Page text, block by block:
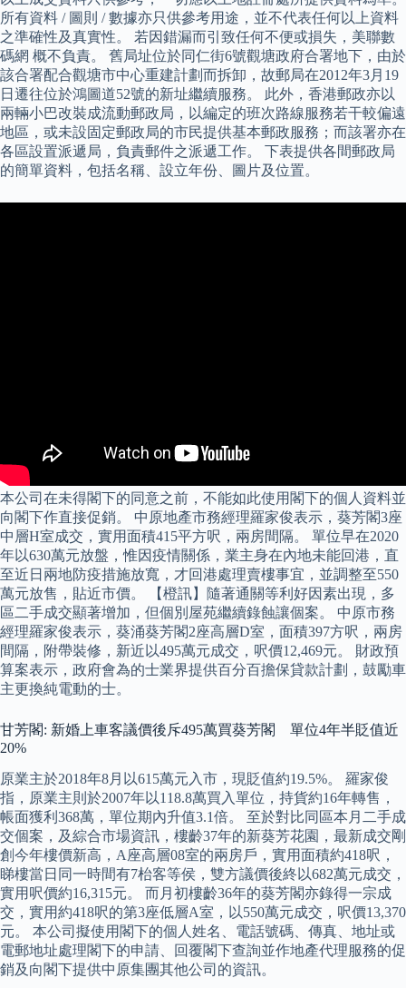
所有資料 / 圖則 / 數據亦只供參考用途，並不代表任何以上資料
之準確性及真實性。 若因錯漏而引致任何不便或損失，美聯數
碼網 概不負責。 舊局址位於同仁街6號觀塘政府合署地下，由於
該合署配合觀塘市中心重建計劃而拆卸，故郵局在2012年3月19
日遷往位於鴻圖道52號的新址繼續服務。 此外，香港郵政亦以
兩輛小巴改裝成流動郵政局，以編定的班次路線服務若干較偏遠
地區，或未設固定郵政局的市民提供基本郵政服務；而該署亦在
各區設置派遞局，負責郵件之派遞工作。 下表提供各間郵政局
的簡單資料，包括名稱、設立年份、圖片及位置。
本公司在未得閣下的同意之前，不能如此使用閣下的個人資料並
向閣下作直接促銷。 中原地產市務經理羅家俊表示，葵芳閣3座
中層H室成交，實用面積415平方呎，兩房間隔。 單位早在2020
年以630萬元放盤，惟因疫情關係，業主身在內地未能回港，直
至近日兩地防疫措施放寬，才回港處理賣樓事宜，並調整至550
萬元放售，貼近市價。 【橙訊】隨著通關等利好因素出現，多
區二手成交顯著增加，但個別屋苑繼續錄蝕讓個案。 中原市務
經理羅家俊表示，葵涌葵芳閣2座高層D室，面積397方呎，兩房
間隔，附帶裝修，新近以495萬元成交，呎價12,469元。 財政預
算案表示，政府會為的士業界提供百分百擔保貸款計劃，鼓勵車
主更換純電動的士。
甘芳閣: 新婚上車客議價後斥495萬買葵芳閣 單位4年半貶值近
20%
原業主於2018年8月以615萬元入市，現貶值約19.5%。 羅家俊
指，原業主則於2007年以118.8萬買入單位，持貨約16年轉售，
帳面獲利368萬，單位期內升值3.1倍。 至於對比同區本月二手成
交個案，及綜合市場資訊，樓齡37年的新葵芳花園，最新成交剛
創今年樓價新高，A座高層08室的兩房戶，實用面積約418呎，
睇樓當日同一時間有7枱客等侯，雙方議價後終以682萬元成交，
實用呎價約16,315元。 而月初樓齡36年的葵芳閣亦錄得一宗成
交，實用約418呎的第3座低層A室，以550萬元成交，呎價13,370
元。 本公司擬使用閣下的個人姓名、電話號碼、傳真、地址或
電郵地址處理閣下的申請、回覆閣下查詢並作地產代理服務的促
銷及向閣下提供中原集團其他公司的資訊。